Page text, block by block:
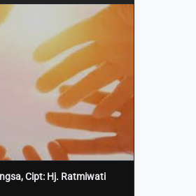
Cipt: Hj. Ratmiwati